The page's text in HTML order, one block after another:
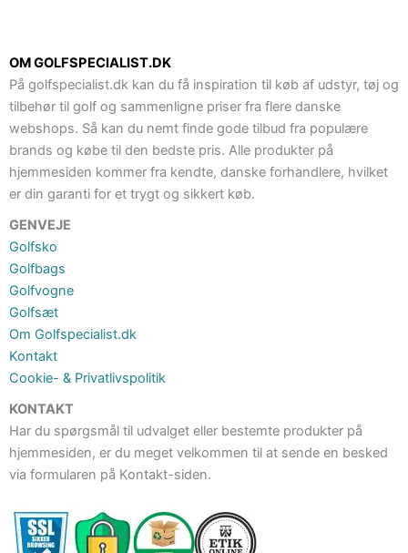
OM GOLFSPECIALIST.DK
På golfspecialist.dk kan du få inspiration til køb af udstyr, tøj og
tilbehør til golf og sammenligne priser fra flere danske
webshops. Så kan du nemt finde gode tilbud fra populære
brands og købe til den bedste pris. Alle produkter på
hjemmesiden kommer fra kendte, danske forhandlere, hvilket
er din garanti for et trygt og sikkert køb.
GENVEJE
Golfsko
Golfbags
Golfvogne
Golfsæt
Om Golfspecialist.dk
Kontakt
Cookie- & Privatlivspolitik
KONTAKT
Har du spørgsmål til udvalget eller bestemte produkter på
hjemmesiden, er du meget velkommen til at sende en besked
via formularen på Kontakt-siden.